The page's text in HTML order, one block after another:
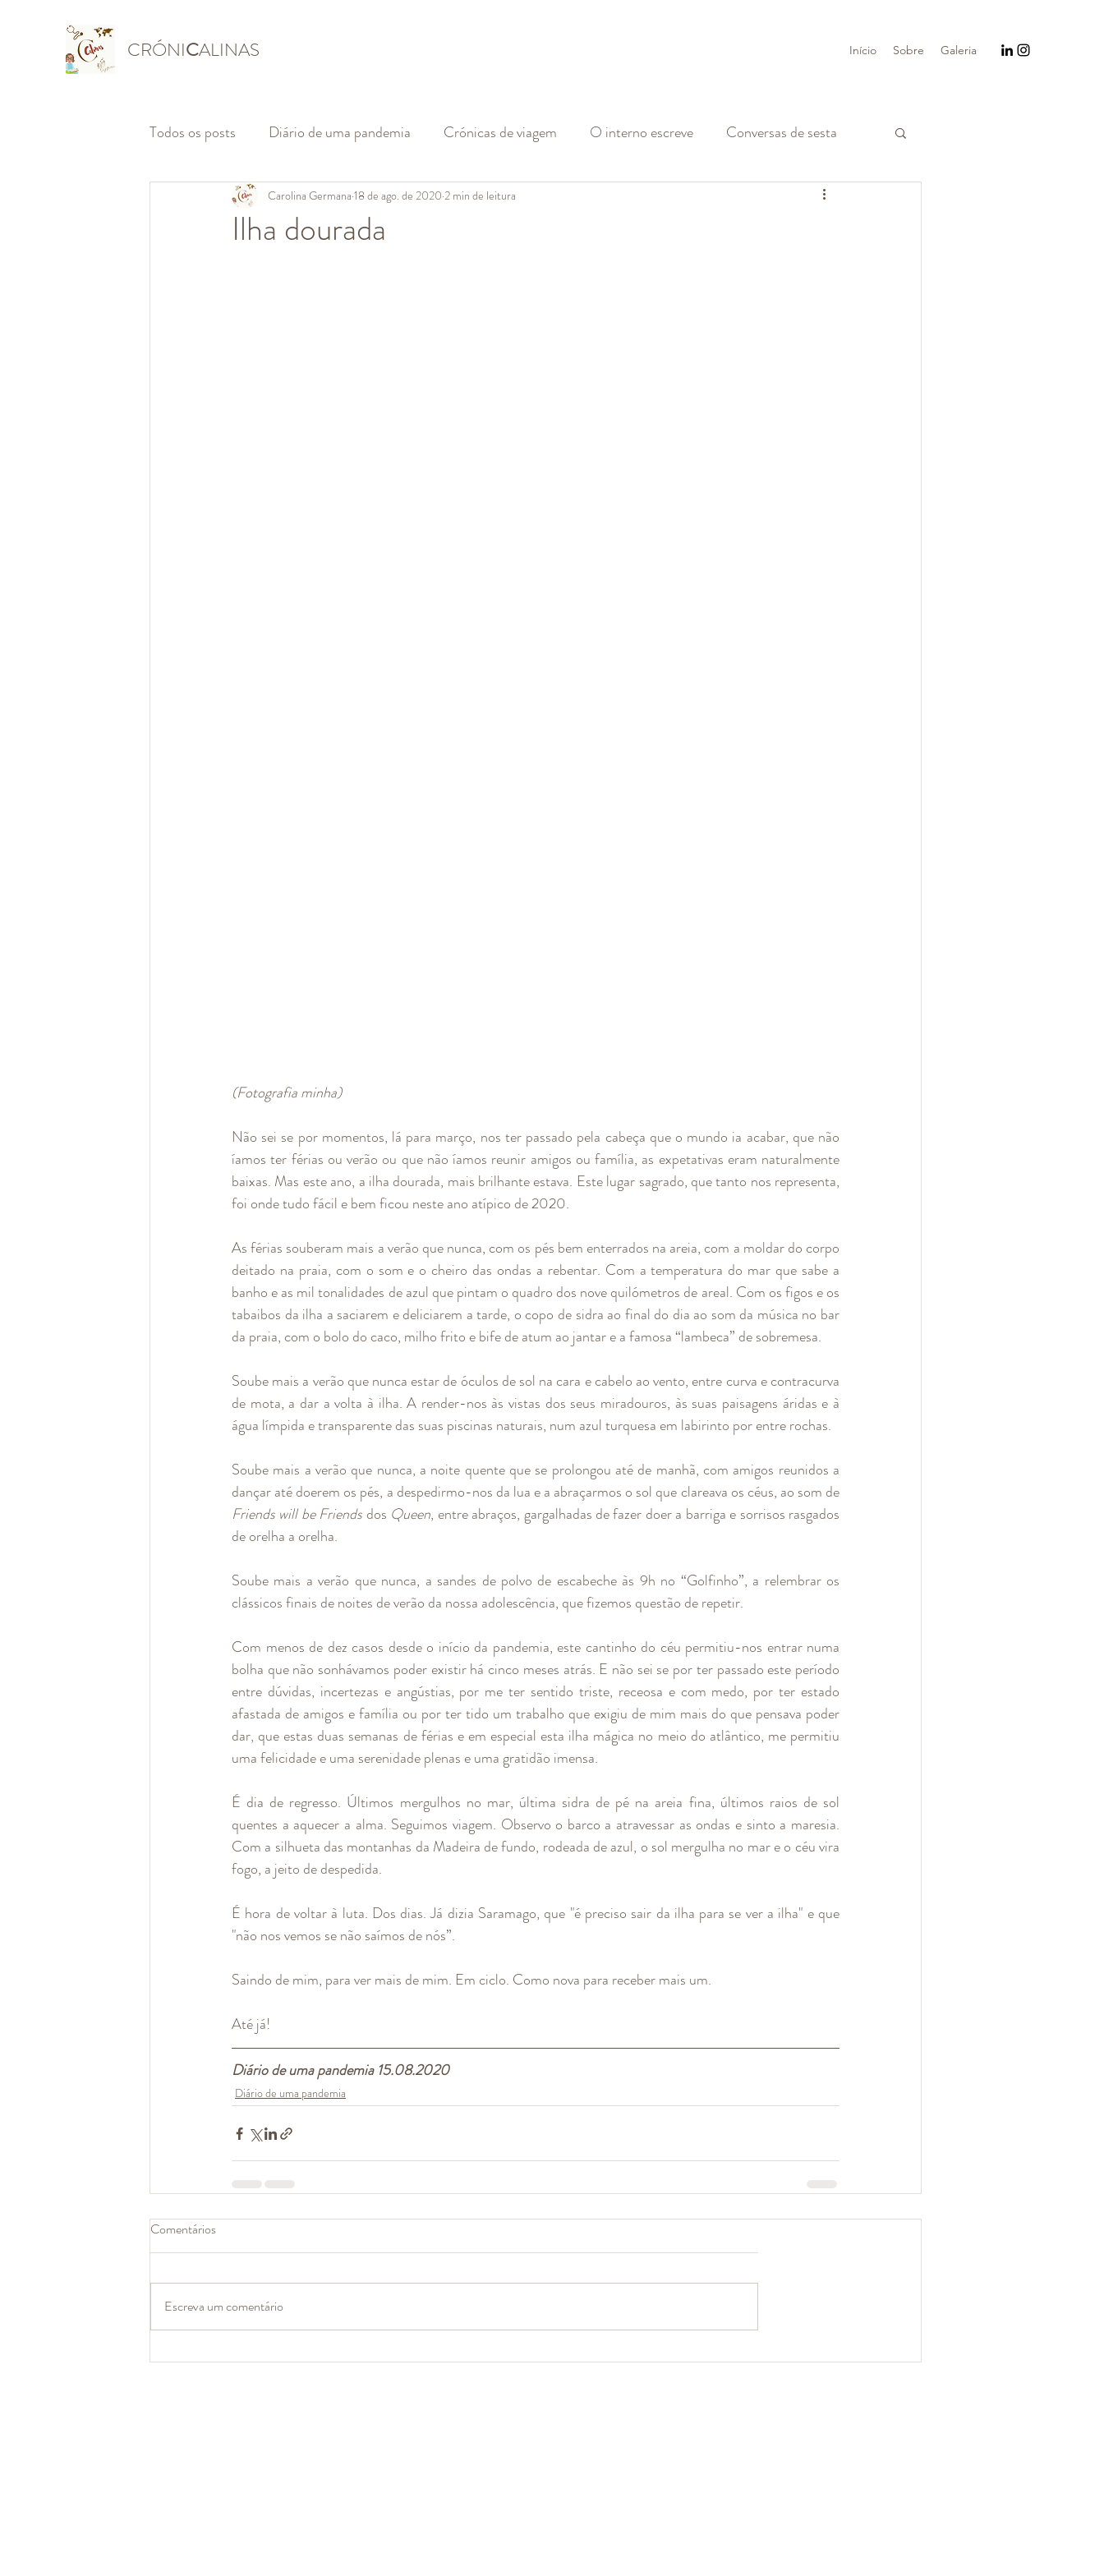
CRÓNICALINAS Início Sobre Galeria
Todos os posts Diário de uma pandemia Crónicas de viagem O interno escreve Conversas de sesta
Ilha dourada
Carolina Germana 18 de ago. de 2020 2 min de leitura
(Fotografia minha)
Não sei se por momentos, lá para março, nos ter passado pela cabeça que o mundo ia acabar, que não
íamos ter férias ou verão ou que não íamos reunir amigos ou família, as expetativas eram naturalmente
baixas. Mas este ano, a ilha dourada, mais brilhante estava. Este lugar sagrado, que tanto nos representa,
foi onde tudo fácil e bem ficou neste ano atípico de 2020.
As férias souberam mais a verão que nunca, com os pés bem enterrados na areia, com a moldar do corpo
deitado na praia, com o som e o cheiro das ondas a rebentar. Com a temperatura do mar que sabe a
banho e as mil tonalidades de azul que pintam o quadro dos nove quilómetros de areal. Com os figos e os
tabaibos da ilha a saciarem e deliciarem a tarde, o copo de sidra ao final do dia ao som da música no bar
da praia, com o bolo do caco, milho frito e bife de atum ao jantar e a famosa “lambeca” de sobremesa.
Soube mais a verão que nunca estar de óculos de sol na cara e cabelo ao vento, entre curva e contracurva
de mota, a dar a volta à ilha. A render-nos às vistas dos seus miradouros, às suas paisagens áridas e à
água límpida e transparente das suas piscinas naturais, num azul turquesa em labirinto por entre rochas.
Soube mais a verão que nunca, a noite quente que se prolongou até de manhã, com amigos reunidos a
Friends will be Friends dos Queen, entre abraços, gargalhadas de fazer doer a barriga e sorrisos rasgados
de orelha a orelha.
Soube mais a verão que nunca, a sandes de polvo de escabeche às 9h no “Golfinho”, a relembrar os
clássicos finais de noites de verão da nossa adolescência, que fizemos questão de repetir.
Com menos de dez casos desde o início da pandemia, este cantinho do céu permitiu-nos entrar numa
bolha que não sonhávamos poder existir há cinco meses atrás. E não sei se por ter passado este período
entre dúvidas, incertezas e angústias, por me ter sentido triste, receosa e com medo, por ter estado
afastada de amigos e família ou por ter tido um trabalho que exigiu de mim mais do que pensava poder
dar, que estas duas semanas de férias e em especial esta ilha mágica no meio do atlântico, me permitiu
uma felicidade e uma serenidade plenas e uma gratidão imensa.
É dia de regresso. Últimos mergulhos no mar, última sidra de pé na areia fina, últimos raios de sol
quentes a aquecer a alma. Seguimos viagem. Observo o barco a atravessar as ondas e sinto a maresia.
Com a silhueta das montanhas da Madeira de fundo, rodeada de azul, o sol mergulha no mar e o céu vira
fogo, a jeito de despedida.
É hora de voltar à luta. Dos dias. Já dizia Saramago, que "é preciso sair da ilha para se ver a ilha" e que
"não nos vemos se não saímos de nós”.
Saindo de mim, para ver mais de mim. Em ciclo. Como nova para receber mais um.
Até já!
Diário de uma pandemia 15.08.2020
Diário de uma pandemia
Comentários
Escreva um comentário